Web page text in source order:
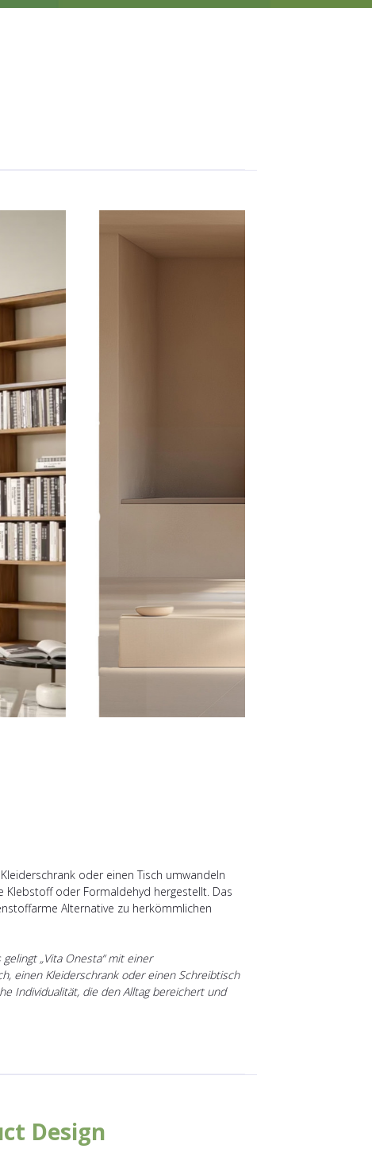
oder einen Tisch umwandeln
Klebstoff oder Formaldehyd hergestellt. Das
Alternative zu herkömmlichen
„Vita Onesta“ mit einer
einen Kleiderschrank oder einen Schreibtisch
Individualität, die den Alltag bereichert und
Design